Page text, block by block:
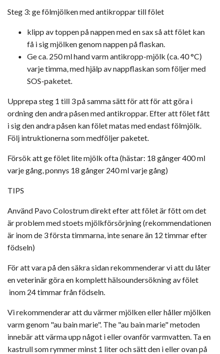
Steg 3: ge fölmjölken med antikroppar till fölet
klipp av toppen på nappen med en sax så att fölet kan
få i sig mjölken genom nappen på flaskan.
Ge ca. 250 ml hand varm antikropp-mjölk (ca. 40 °C)
varje timma, med hjälp av nappflaskan som följer med
SOS-paketet.
Upprepa steg 1 till 3 på samma sätt för att för att göra i
ordning den andra påsen med antikroppar. Efter att fölet fått
i sig den andra påsen kan fölet matas med endast fölmjölk.
Följ intruktionerna som medföljer paketet.
Försök att ge fölet lite mjölk ofta (hästar: 18 gånger 400 ml
varje gång, ponnys 18 gånger 240 ml varje gång)
TIPS
Använd Pavo Colostrum direkt efter att fölet är fött om det
är problem med stoets mjölkförsörjning (rekommendationen
är inom de 3 första timmarna, inte senare än 12 timmar efter
födseln)
För att vara på den säkra sidan rekommenderar vi att du låter
en veterinär göra en komplett hälsoundersökning av fölet
inom 24 timmar från födseln.
Vi rekommenderar att du värmer mjölken eller håller mjölken
varm genom "au bain marie". The "au bain marie" metoden
innebär att värma upp något i eller ovanför varmvatten. Ta en
kastrull som rymmer minst 1 liter och sätt den i eller ovan på